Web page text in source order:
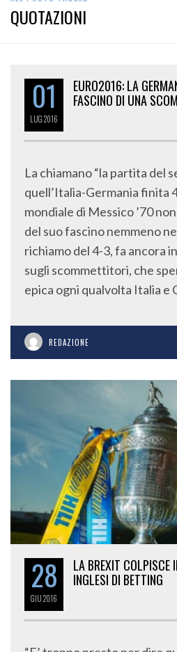
QUOTAZIONI
01
LUG2016
EURO2016: LA
FASCINO DI UNA
La chiamano “la partita del
quell’Italia-Germania finita
mondiale di Messico ’70
del suo fascino nemmeno
richiamo del 4-3, fa ancora
sugli scommettitori, che
epica ogni qualvolta Italia e
REDAZIONE
28
GIU2016
LA BREXIT COLPISCE
INGLESI DI BETTING